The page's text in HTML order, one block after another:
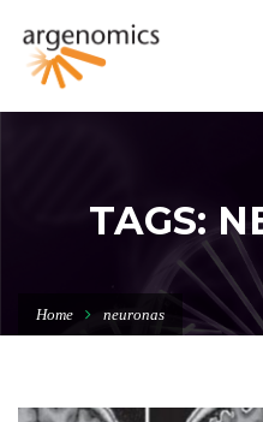
TAGS:
Home neuronas